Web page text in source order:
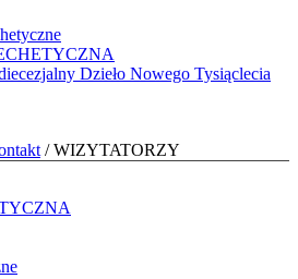
Dzieło Nowego Tysiąclecia
/ WIZYTATORZY